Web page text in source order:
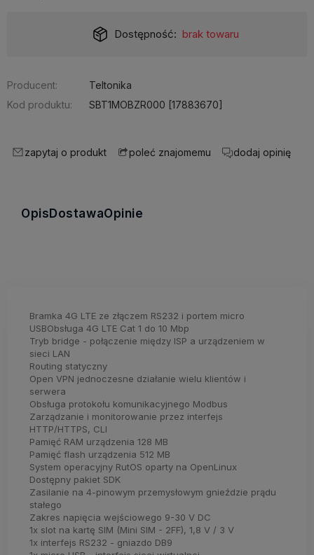
Dostępność: brak towaru
Producent:
Teltonika
Kod produktu:
SBT1MOBZR000 [17883670]
zapytaj o produkt poleć znajomemu dodaj opinię
OpisDostawaOpinie
Bramka 4G LTE ze złączem RS232 i portem micro
USBObsługa 4G LTE Cat 1 do 10 Mbp
Tryb bridge - połączenie między ISP a urządzeniem w
sieci LAN
Routing statyczny
Open VPN jednoczesne działanie wielu klientów i
serwera
Obsługa protokołu komunikacyjnego Modbus
Zarządzanie i monitorowanie przez interfejs
HTTP/HTTPS, CLI
Pamięć RAM urządzenia 128 MB
Pamięć flash urządzenia 512 MB
System operacyjny RutOS oparty na OpenLinux
Dostępny pakiet SDK
Zasilanie na 4-pinowym przemysłowym gnieździe prądu
stałego
Zakres napięcia wejściowego 9-30 V DC
1x slot na kartę SIM (Mini SIM - 2FF), 1,8 V / 3 V
1x interfejs RS232 - gniazdo DB9